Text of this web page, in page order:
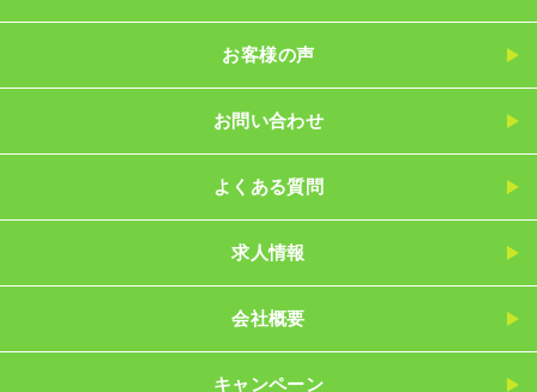
お客様の声
お問い合わせ
よくある質問
求人情報
会社概要
キャンペーン